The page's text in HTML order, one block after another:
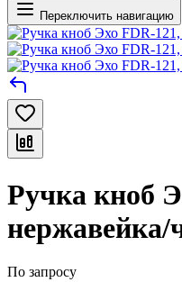
Переключить навигацию
Ручка кноб
По запросу